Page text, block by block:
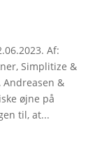
Af:
Simplitize &
Andreasen &
øjne på
til, at...